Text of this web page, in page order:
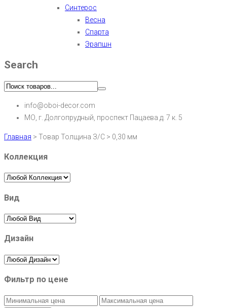
Синтерос
Весна
Спарта
Эрапшн
Search
info@oboi-decor.com
МО, г. Долгопрудный, проспект Пацаева д. 7 к. 5
Главная > Товар Толщина З/С > 0,30 мм
Коллекция
Вид
Дизайн
Фильтр по цене